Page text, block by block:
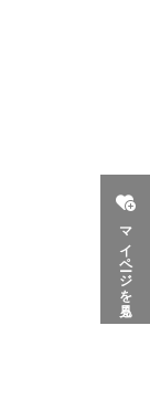
マイページを見る